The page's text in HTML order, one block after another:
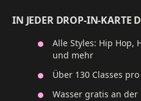
IN JEDER DROP-IN-KARTE
Alle Styles: Hip Hop,
und mehr
Über 130 Classes
Wasser gratis an der